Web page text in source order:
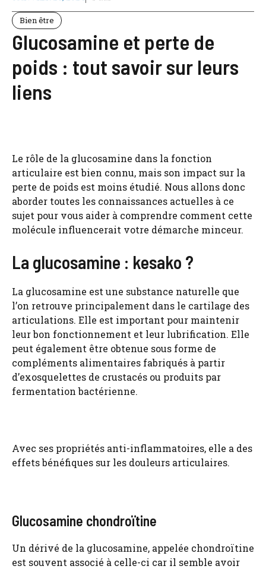
Bien être
Glucosamine et perte de
poids : tout savoir sur leurs
liens
Le rôle de la glucosamine dans la fonction
articulaire est bien connu, mais son impact sur la
perte de poids est moins étudié. Nous allons donc
aborder toutes les connaissances actuelles à ce
sujet pour vous aider à comprendre comment cette
molécule influencerait votre démarche minceur.
La glucosamine : kesako ?
La glucosamine est une substance naturelle que
l’on retrouve principalement dans le cartilage des
articulations. Elle est important pour maintenir
leur bon fonctionnement et leur lubrification. Elle
peut également être obtenue sous forme de
compléments alimentaires fabriqués à partir
d’exosquelettes de crustacés ou produits par
fermentation bactérienne.
Avec ses propriétés anti-inflammatoires, elle a des
effets bénéfiques sur les douleurs articulaires.
Glucosamine chondroïtine
Un dérivé de la glucosamine, appelée chondroïtine
est souvent associé à celle-ci car il semble avoir